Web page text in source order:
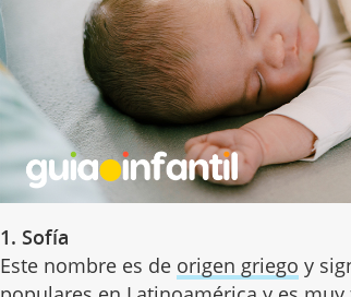
1. Sofía
Este nombre es de origen griego y